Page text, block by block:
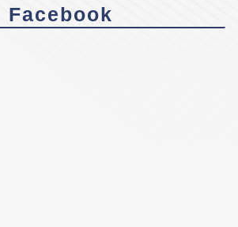
Facebook